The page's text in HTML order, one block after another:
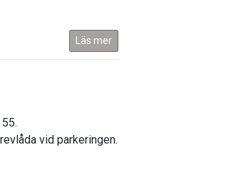
Läs mer
vid parkeringen.